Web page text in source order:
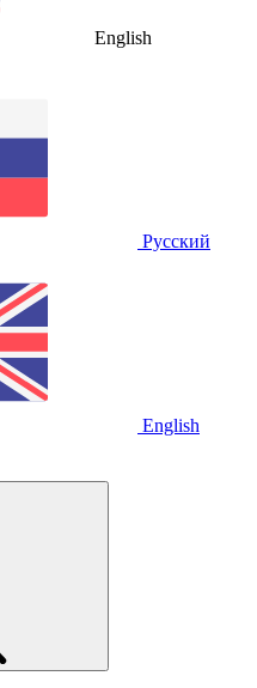
English
Русский
English